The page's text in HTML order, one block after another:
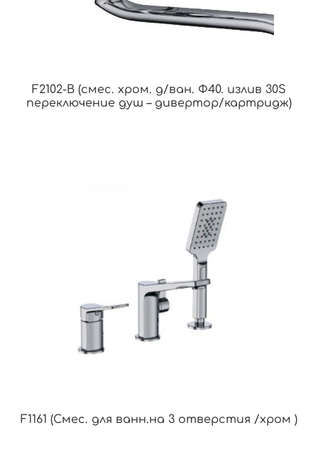
F2102-B (смес. хром. д/ван. Ф40. излив 30S
переключение душ – дивертор/картридж)
F1161 (Смес. для ванн.на 3 отверстия /хром )